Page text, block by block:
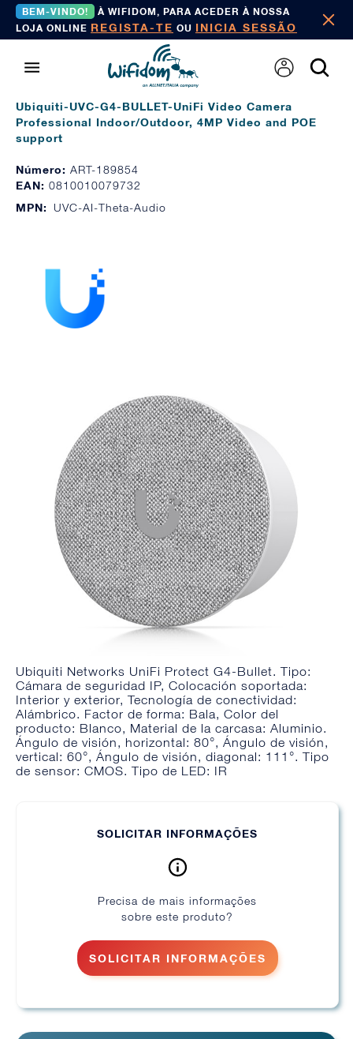
BEM-VINDO!
À WIFIDOM, PARA ACEDER À NOSSA
LOJA ONLINE REGISTA-TE OU INICIA SESSÃO
Ubiquiti-UVC-G4-BULLET-UniFi Video Camera
Professional Indoor/Outdoor, 4MP Video and POE
support
Número: ART-189854
EAN: 0810010079732
MPN:
UVC-AI-Theta-Audio
Ubiquiti Networks UniFi Protect G4-Bullet. Tipo:
Cámara de seguridad IP, Colocación soportada:
Interior y exterior, Tecnología de conectividad:
Alámbrico. Factor de forma: Bala, Color del
producto: Blanco, Material de la carcasa: Aluminio.
Ángulo de visión, horizontal: 80°, Ángulo de visión,
vertical: 60°, Ángulo de visión, diagonal: 111°. Tipo
de sensor: CMOS. Tipo de LED: IR
SOLICITAR INFORMAÇÕES
Precisa de mais informações
sobre este produto?
SOLICITAR INFORMAÇÕES